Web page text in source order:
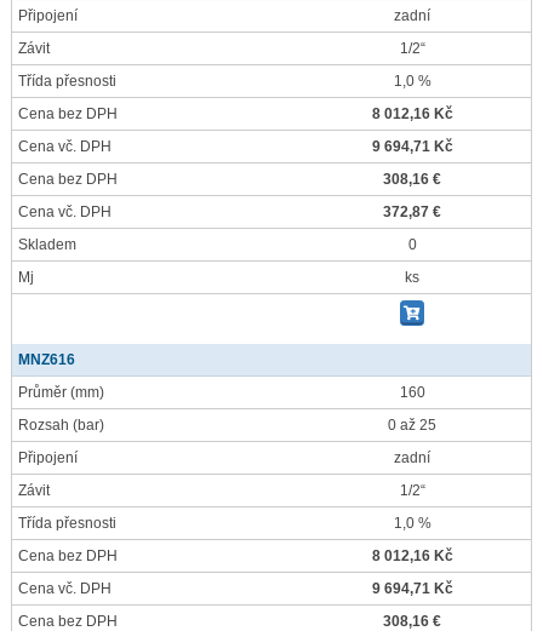
Připojení
zadní
Závit
1/2“
Třída přesnosti
1,0 %
Cena bez DPH
8 012,16 Kč
Cena vč. DPH
9 694,71 Kč
Cena bez DPH
308,16 €
Cena vč. DPH
372,87 €
Skladem
0
Mj
ks
MNZ616
Průměr (mm)
160
Rozsah (bar)
0 až 25
Připojení
zadní
Závit
1/2“
Třída přesnosti
1,0 %
Cena bez DPH
8 012,16 Kč
Cena vč. DPH
9 694,71 Kč
Cena bez DPH
308,16 €